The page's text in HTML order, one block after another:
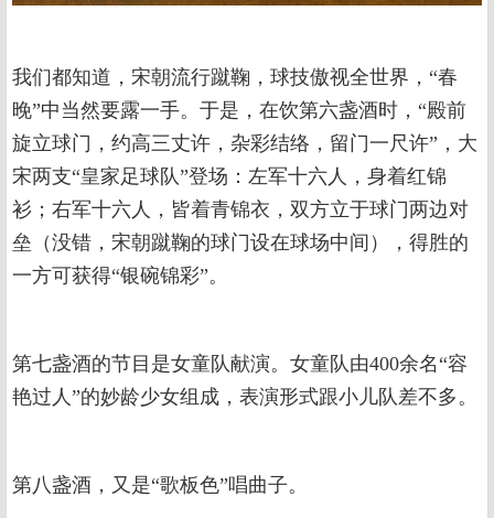
我们都知道，宋朝流行蹴鞠，球技傲视全世界，“春
晚”中当然要露一手。于是，在饮第六盏酒时，“殿前
旋立球门，约高三丈许，杂彩结络，留门一尺许”，大
宋两支“皇家足球队”登场：左军十六人，身着红锦
衫；右军十六人，皆着青锦衣，双方立于球门两边对
垒（没错，宋朝蹴鞠的球门设在球场中间），得胜的
一方可获得“银碗锦彩”。
第七盏酒的节目是女童队献演。女童队由400余名“容
艳过人”的妙龄少女组成，表演形式跟小儿队差不多。
第八盏酒，又是“歌板色”唱曲子。